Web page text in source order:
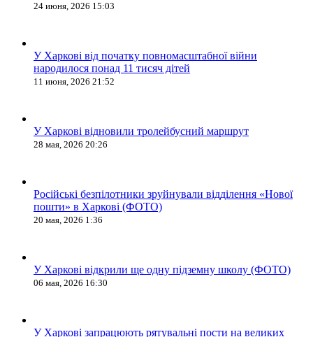
24 июня, 2026 15:03
У Харкові від початку повномасштабної війни
народилося понад 11 тисяч дітей
11 июня, 2026 21:52
У Харкові відновили тролейбусний маршрут
28 мая, 2026 20:26
Російські безпілотники зруйнували відділення «Нової
пошти» в Харкові (ФОТО)
20 мая, 2026 1:36
У Харкові відкрили ще одну підземну школу (ФОТО)
06 мая, 2026 16:30
У Харкові запрацюють рятувальні пости на великих